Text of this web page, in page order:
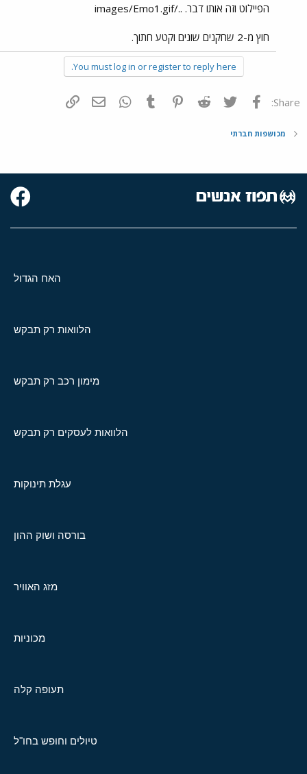
הפיילוט וזה אותו דבר. ../images/Emo1.gif
חוץ מ-2 שחקנים שונים וקטע חתוך.
You must log in or register to reply here.
Share: פייסבוק Twitter
Reddit
Pinterest
Tumblr
WhatsAppדואר אלקטרוני
מכושפות חברתי
האח הגדול
הלוואות רק תבקש
מימון רכב רק תבקש
הלוואות לעסקים רק תבקש
עגלת תינוקות
בורסה ושוק ההון
מזג האוויר
מכוניות
תעופה קלה
טיולים וחופש בחו"ל